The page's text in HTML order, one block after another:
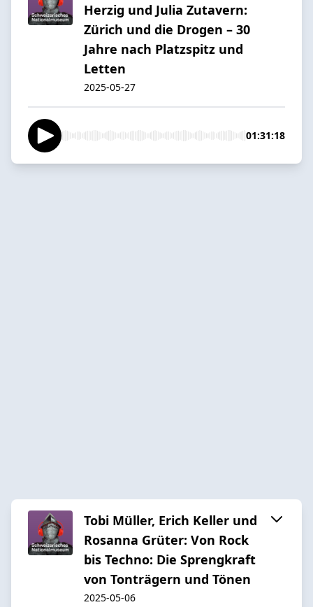
Herzig und Julia Zutavern:
Zürich und die Drogen – 30
Jahre nach Platzspitz und
Letten
2025-05-27
01:31:18
Tobi Müller, Erich Keller und
Rosanna Grüter: Von Rock
bis Techno: Die Sprengkraft
von Tonträgern und Tönen
2025-05-06